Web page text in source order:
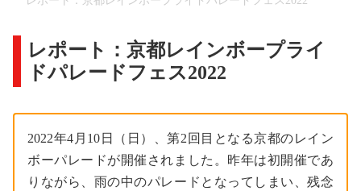
レポート：京都レインボープライ
ドパレードフェス2022
2022年4月10日（日）、第2回目となる京都のレイン
ボーパレードが開催されました。昨年は初開催であ
りながら、雨の中のパレードとなってしまい、残念